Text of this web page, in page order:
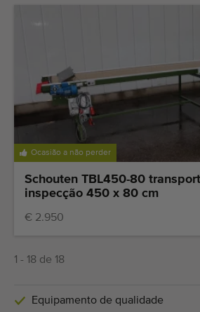
Ocasião a não perder
Schouten TBL450-80
inspecção 450 x 80 cm
€ 2.950
1 - 18 de 18
Equipamento de qualidade